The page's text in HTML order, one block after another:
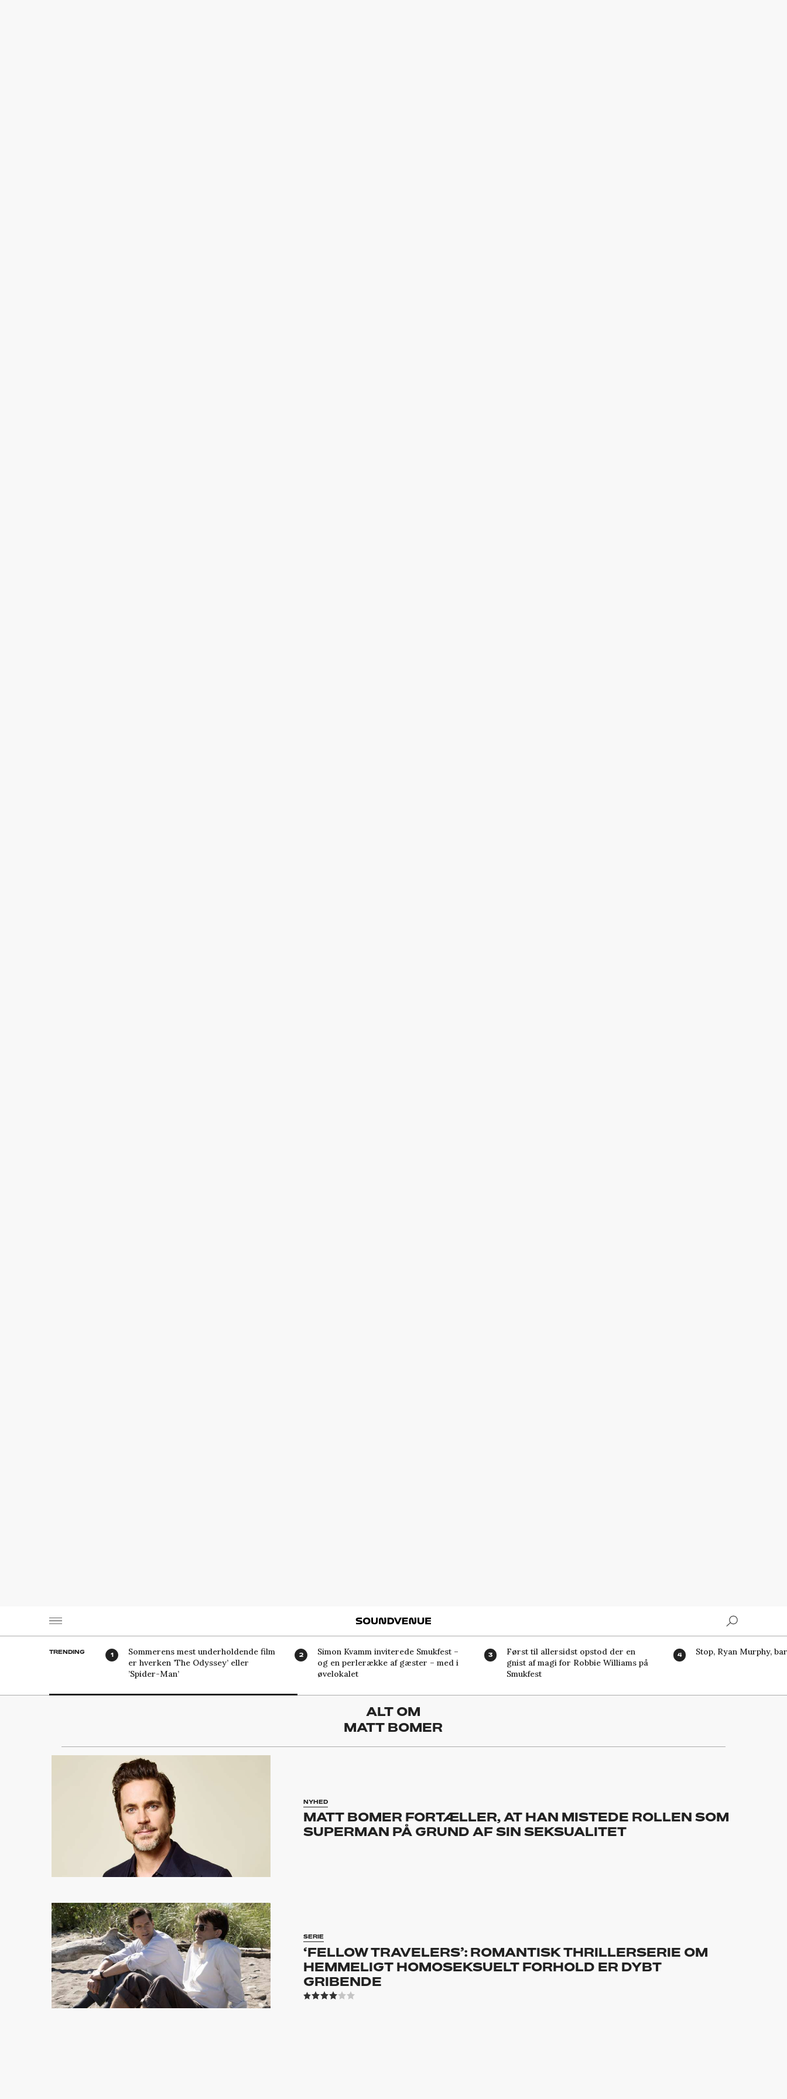
TRENDING
Sommerens mest underholdende film
er hverken ’The Odyssey’ eller
’Spider-Man’
Simon Kvamm inviterede Smukfest –
og en perlerække af gæster – med i
øvelokalet
Først til allersidst opstod der en
gnist af magi for Robbie Williams på
Smukfest
Stop, Ryan Murphy,
ALT OM
MATT BOMER
NYHED
MATT BOMER FORTÆLLER, AT HAN MISTEDE ROLLEN SOM
SUPERMAN PÅ GRUND AF SIN SEKSUALITET
SERIE
‘FELLOW TRAVELERS’: ROMANTISK THRILLERSERIE OM
HEMMELIGT HOMOSEKSUELT FORHOLD ER DYBT
GRIBENDE